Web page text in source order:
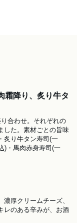
霜降り、炙り牛タ
合わせ。それぞれの
した。素材ごとの旨味
炙り牛タン寿司(一
)・馬肉赤身寿司(一
厚クリームチーズ、
レのある辛みが、お酒